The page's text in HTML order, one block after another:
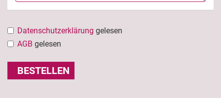
Datenschutzerklärung gelesen
AGB gelesen
BESTELLEN